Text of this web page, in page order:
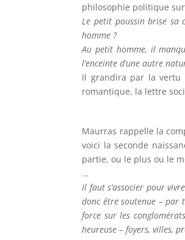
philosophie politique
Le petit poussin brise
homme ?
Au petit homme, il
l’enceinte d’une autre
Il grandira par la vertu
romantique, la lettre
Maurras rappelle la
voici la seconde
partie, ou le plus ou le
…
Il faut s’associer pour
donc être soutenue – par
force sur les
heureuse – foyers, villes,